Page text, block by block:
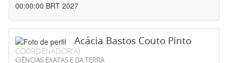
00:00:00 BRT 2027
Acácia Bastos Couto Pinto
COORDENADOR(A)
CIÊNCIAS EXATAS E DA TERRA